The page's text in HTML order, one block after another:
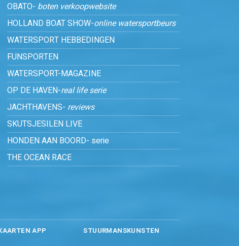
OBATO- boten verkoopwebsite
HOLLAND BOAT SHOW-online watersportbeurs
WATERSPORT HEBBEDINGEN
FUNSPORTEN
WATERSPORT-MAGAZINE
OP DE HAVEN-real life serie
JACHTHAVENS- reviews
SKUTSJESILEN LIVE
HONDEN AAN BOORD- serie
THE OCEAN RACE
APP STUURMANSKUNSTEN